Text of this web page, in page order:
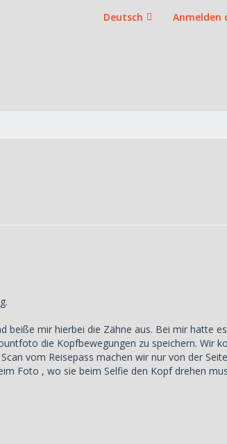
Deutsch Anmelden
beiße mir hierbei die Zähne aus. Bei mir hatte
die Kopfbewegungen zu speichern. Wir
vom Reisepass machen wir nur von der
Foto , wo sie beim Selfie den Kopf drehen